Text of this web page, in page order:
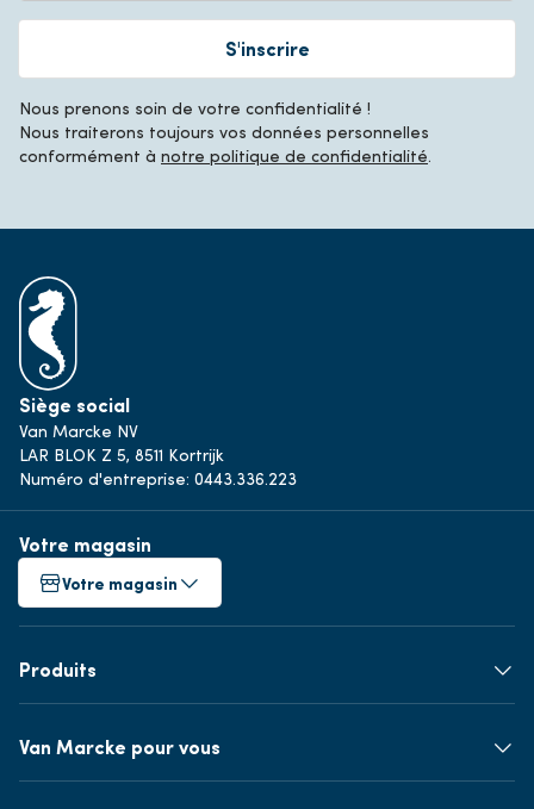
S'inscrire
Nous prenons soin de votre confidentialité !
Nous traiterons toujours vos données personnelles
conformément à notre politique de confidentialité.
Siège social
Van Marcke NV
LAR BLOK Z 5, 8511 Kortrijk
Numéro d'entreprise: 0443.336.223
Votre magasin
Votre magasin
Produits
Van Marcke pour vous